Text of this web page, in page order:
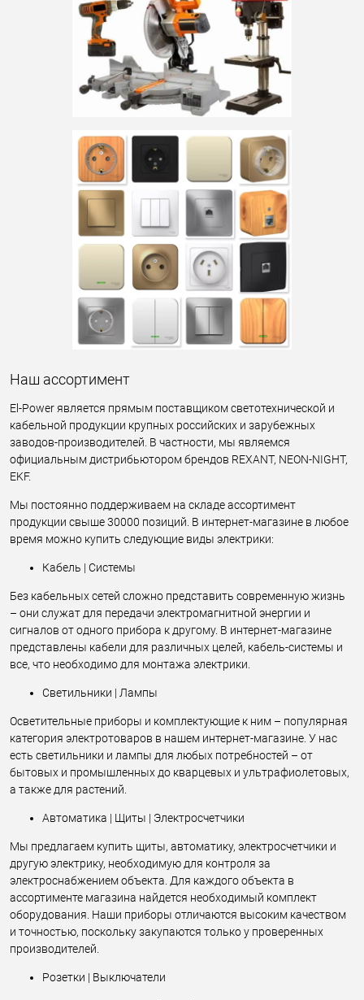
Наш ассортимент
El-Power является прямым поставщиком светотехнической и
кабельной продукции крупных российских и зарубежных
заводов-производителей. В частности, мы являемся
официальным дистрибьютором брендов REXANT, NEON-NIGHT,
EKF.
Мы постоянно поддерживаем на складе ассортимент
продукции свыше 30000 позиций. В интернет-магазине в любое
время можно купить следующие виды электрики:
Кабель | Системы
Без кабельных сетей сложно представить современную жизнь
– они служат для передачи электромагнитной энергии и
сигналов от одного прибора к другому. В интернет-магазине
представлены кабели для различных целей, кабель-системы и
все, что необходимо для монтажа электрики.
Светильники | Лампы
Осветительные приборы и комплектующие к ним – популярная
категория электротоваров в нашем интернет-магазине. У нас
есть светильники и лампы для любых потребностей – от
бытовых и промышленных до кварцевых и ультрафиолетовых,
а также для растений.
Автоматика | Щиты | Электросчетчики
Мы предлагаем купить щиты, автоматику, электросчетчики и
другую электрику, необходимую для контроля за
электроснабжением объекта. Для каждого объекта в
ассортименте магазина найдется необходимый комплект
оборудования. Наши приборы отличаются высоким качеством
и точностью, поскольку закупаются только у проверенных
производителей.
Розетки | Выключатели